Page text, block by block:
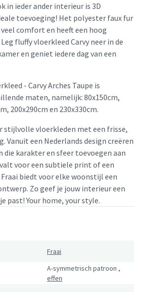
in ieder ander interieur is 3D
toevoeging! Het polyester faux fur
comfort en heeft een hoog
fluffy vloerkleed Carvy neer in de
en geniet iedere dag van een
- Carvy Arches Taupe is
maten, namelijk: 80x150cm,
200x290cm en 230x330cm.
stijlvolle vloerkleden met een frisse,
Vanuit een Nederlands design creëren
die karakter en sfeer toevoegen aan
voor een subtiele print of een
biedt voor elke woonstijl een
Zo geef je jouw interieur een
past! Your home, your style.
Fraai
A-symmetrisch patroon ,
effen